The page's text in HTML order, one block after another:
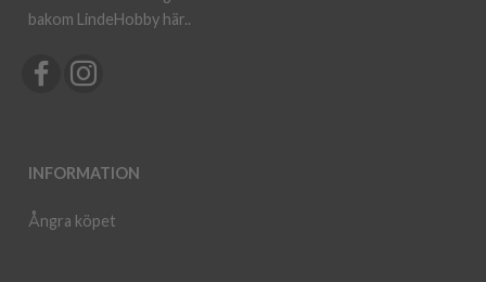
bakom LindeHobby här..
INFORMATION
Ångra köpet